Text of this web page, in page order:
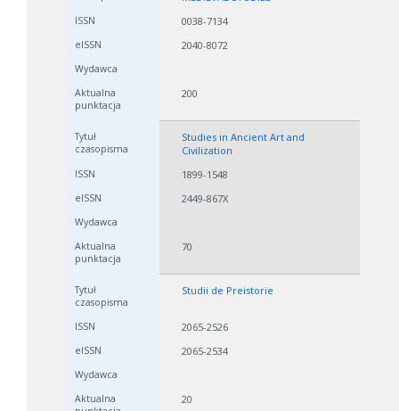
W zależności od ilości danych do przetworzenia generowanie pliku
może się wydłużyć.
Jeśli generowanie trwa zbyt długo można ograniczyć dane np.
Anuluj
0038-7134
2040-8072
200
Studies in Ancient Art and
Civilization
1899-1548
2449-867X
70
Studii de Preistorie
2065-2526
2065-2534
20